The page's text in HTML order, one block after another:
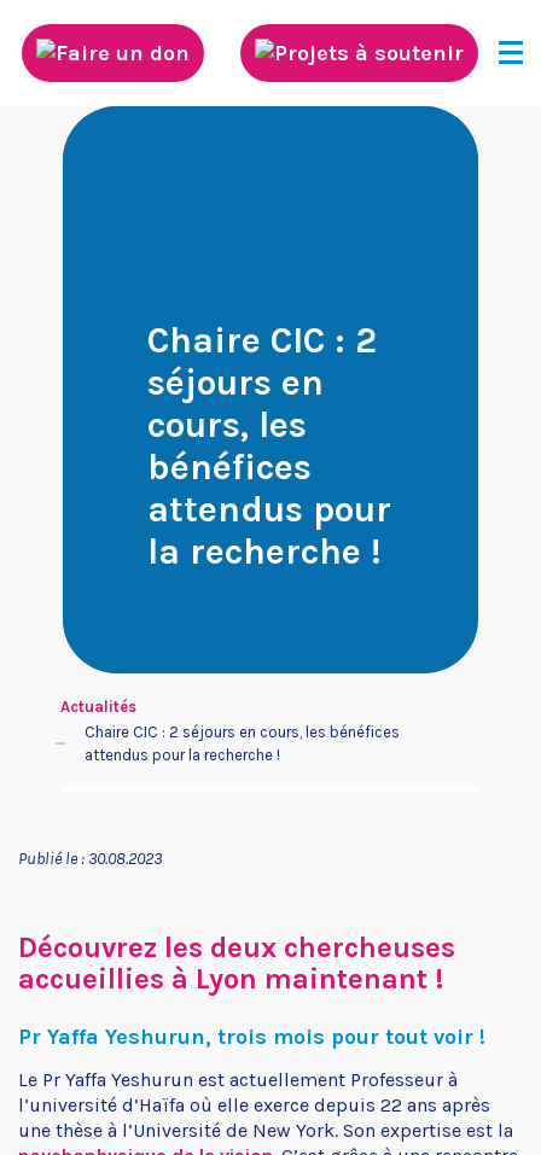
Découvrez Neurodis
Diffusion des connaissances
Je suis un patient ou un
Je cherche un financement
Chaire CIC : 2
séjours en
cours, les
bénéfices
attendus pour
la recherche !
Actualités
Chaire CIC : 2 séjours en cours, les bénéfices
attendus pour la recherche !
Publié le : 30.08.2023
Découvrez les deux chercheuses
accueillies à Lyon maintenant !
Pr Yaffa Yeshurun, trois mois pour tout voir !
Le Pr Yaffa Yeshurun est actuellement Professeur à
l’université d’Haïfa où elle exerce depuis 22 ans après
une thèse à l’Université de New York. Son expertise est la